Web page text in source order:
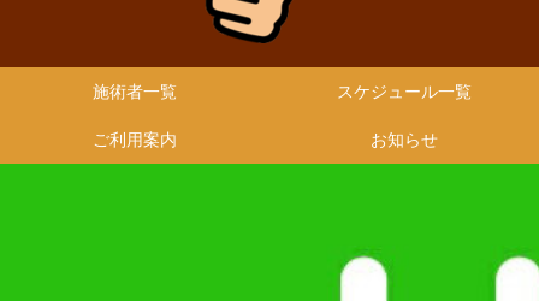
施術者一覧 スケジュール一覧
ご利用案内 お知らせ